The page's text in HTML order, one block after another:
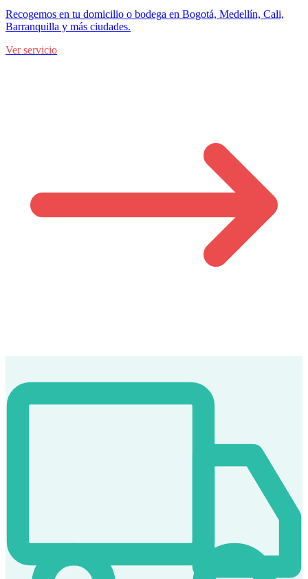
Recogemos en tu domicilio o bodega en Bogotá, Medellín, Cali,
Barranquilla y más ciudades.
Ver servicio